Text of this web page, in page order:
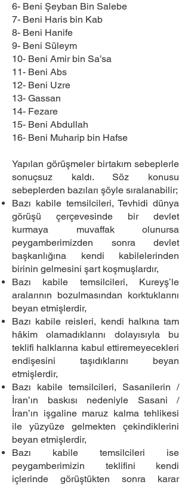
6- Beni Şeyban Bin Salebe
7- Beni Haris bin Kab
8- Beni Hanife
9- Beni Süleym
10- Beni Amir bin Sa’sa
11- Beni Abs
12- Beni Uzre
13- Gassan
14- Fezare
15- Beni Abdullah
16- Beni Muharip bin Hafse
Yapılan görüşmeler birtakım sebeplerle
sonuçsuz kaldı. Söz konusu
sebeplerden bazıları şöyle sıralanabilir;
Bazı kabile temsilcileri, Tevhidi dünya
görüşü çerçevesinde bir devlet
kurmaya muvaffak olunursa
peygamberimizden sonra devlet
başkanlığına kendi kabilelerinden
birinin gelmesini şart koşmuşlardır,
Bazı kabile temsilcileri, Kureyş’le
aralarının bozulmasından korktuklarını
beyan etmişlerdir,
Bazı kabile reisleri, kendi halkına tam
hâkim olamadıklarını dolayısıyla bu
teklifi halklarına kabul ettiremeyecekleri
endişesini taşıdıklarını beyan
etmişlerdir,
Bazı kabile temsilcileri, Sasanilerin /
İran’ın baskısı nedeniyle Sasani /
İran’ın işgaline maruz kalma tehlikesi
ile yüzyüze gelmekten çekindiklerini
beyan etmişlerdir,
Bazı kabile temsilcileri ise
peygamberimizin teklifini kendi
içlerinde görüştükten sonra karar